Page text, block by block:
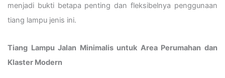
menjadi bukti betapa penting dan fleksibelnya penggunaan
tiang lampu jenis ini.
Tiang Lampu Jalan Minimalis untuk Area Perumahan dan
Klaster Modern